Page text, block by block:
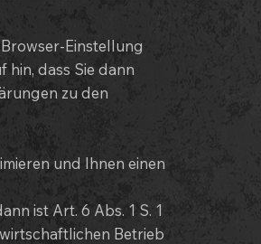
Einstellung
hin, dass Sie dann
zu den
und Ihnen einen
ist Art. 6 Abs. 1 S. 1
Betrieb